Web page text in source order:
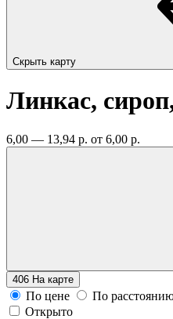
Скрыть карту
Линкас,
6,00 — 13,94 р. от 6,00 р.
406 На карте
По цене
По
Открыто